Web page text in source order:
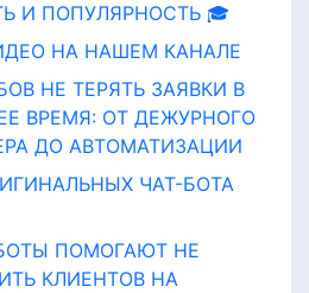
И ПОПУЛЯРНОСТЬ 🎓
НА НАШЕМ КАНАЛЕ
НЕ ТЕРЯТЬ ЗАЯВКИ В
ВРЕМЯ: ОТ ДЕЖУРНОГО
ДО АВТОМАТИЗАЦИИ
ЧАТ-БОТА
ПОМОГАЮТ НЕ
КЛИЕНТОВ НА